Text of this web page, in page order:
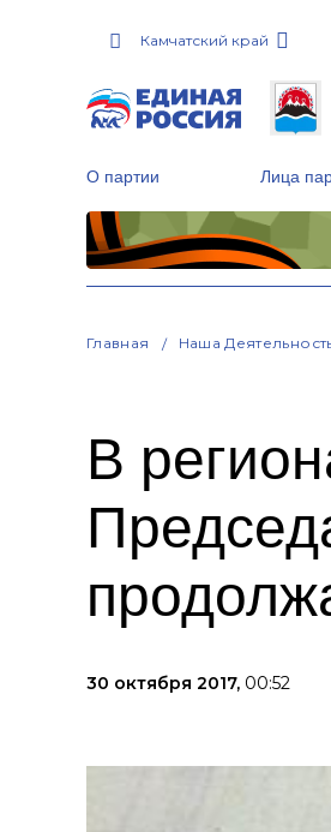
Камчатский край
О партии Лица
Главная Наша
В
30 октября 2017, 00:52